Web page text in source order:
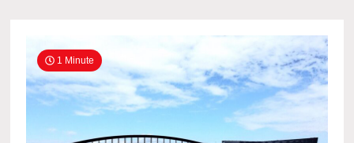
1 Minute